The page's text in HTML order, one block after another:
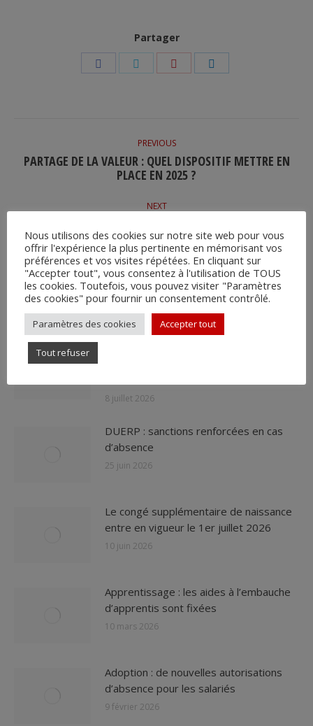
Partager
PREVIOUS
Previous
post:
PARTAGE DE LA VALEUR : QUEL DISPOSITIF METTRE EN
PLACE EN 2025 ?
NEXT
post:
JUILLET 2025
VOUS POURRIEZ ÊTRE INTÉRESSÉ(E) PAR:
8 juillet 2026
DUERP : sanctions renforcées en cas
d’absence
25 juin 2026
Le congé supplémentaire de naissance
entre en vigueur le 1er juillet 2026
10 juin 2026
Apprentissage : les aides à l’embauche
d’apprentis sont fixées
10 mars 2026
Adoption : de nouvelles autorisations
d’absence pour les salariés
9 février 2026
Nous utilisons des cookies sur notre site web pour vous
offrir l'expérience la plus pertinente en mémorisant vos
préférences et vos visites répétées. En cliquant sur
"Accepter tout", vous consentez à l'utilisation de TOUS
les cookies. Toutefois, vous pouvez visiter "Paramètres
des cookies" pour fournir un consentement contrôlé.
Paramètres des cookies Accepter tout
Tout refuser